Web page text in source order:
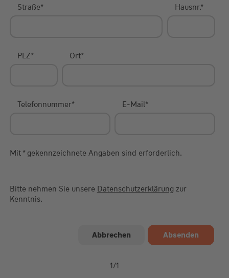
Straße* Hausnr.*
PLZ* Ort*
Telefonnummer* E-Mail*
Mit * gekennzeichnete Angaben sind erforderlich.
Bitte nehmen Sie unsere Datenschutzerklärung zur
Kenntnis.
1/1